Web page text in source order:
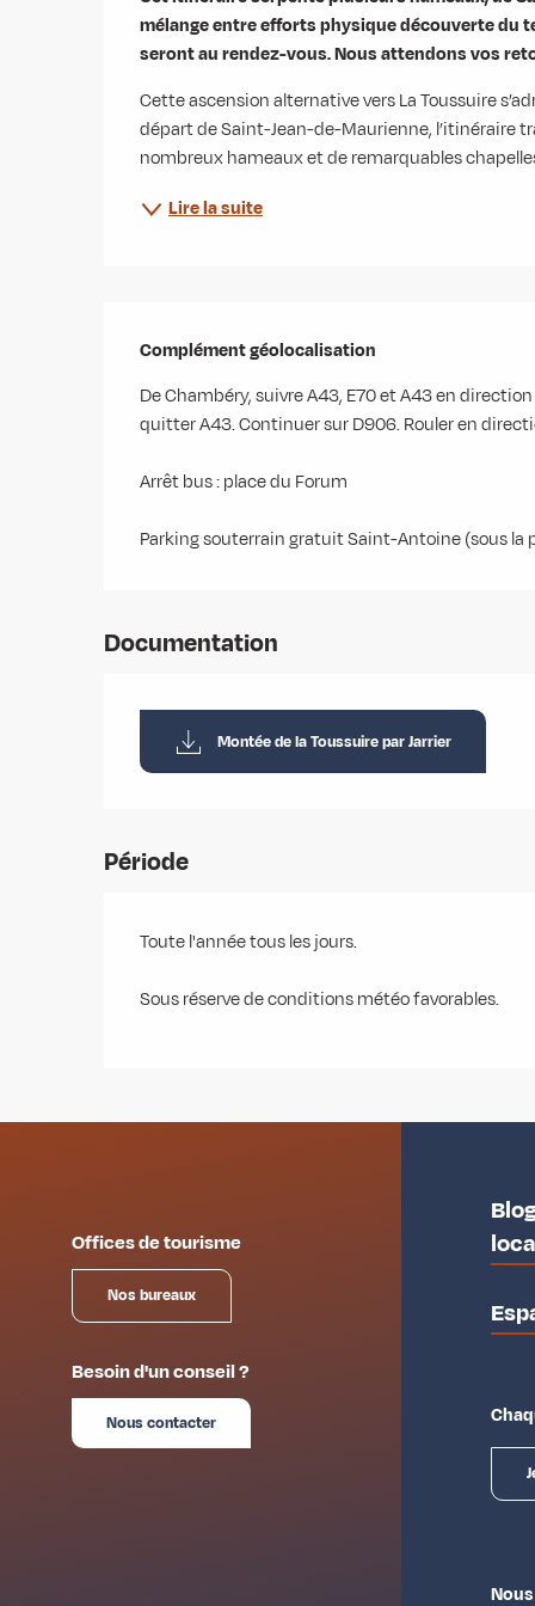
mélange entre efforts physique découverte du
seront au rendez-vous. Nous attendons vos
Cette ascension alternative vers La Toussuire
départ de Saint-Jean-de-Maurienne, l’itinéraire
nombreux hameaux et de remarquables
Lire la suite
Complément géolocalisation
Complément géolocalisation
De Chambéry, suivre A43, E70 et A43 en
quitter A43. Continuer sur D906. Rouler en
Arrêt bus : place du Forum
Parking souterrain gratuit Saint-Antoine (sous la
Documentation
Montée de la Toussuire par Jarrier
Période
Toute l'année tous les jours.
Sous réserve de conditions météo favorables.
Offices de tourisme
Nos bureaux
Besoin d'un conseil ?
Nous contacter